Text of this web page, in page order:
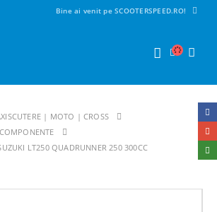
Bine ai venit pe SCOOTERSPEED.RO!
| MOTO | CROSS
LT250 QUADRUNNER 250 300CC